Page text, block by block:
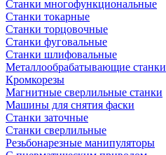
Станки многофункциональные
Станки токарные
Станки торцовочные
Станки фуговальные
Станки шлифовальные
Металлообрабатывающие станки
Кромкорезы
Магнитные сверлильные станки
Машины для снятия фаски
Станки заточные
Станки сверлильные
Резьбонарезные манипуляторы